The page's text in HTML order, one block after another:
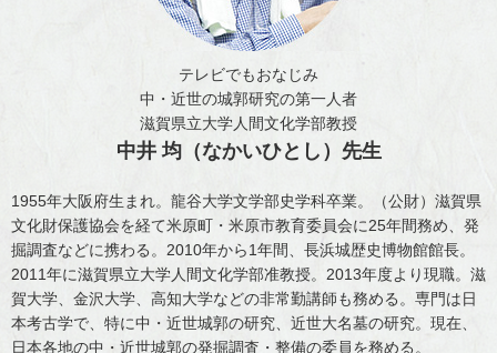
旅行業約款・条件書
お問い合わせ
テレビでもおなじみ
中・近世の城郭研究の第一人者
滋賀県立大学人間文化学部教授
中井 均（なかいひとし）先生
1955年大阪府生まれ。龍谷大学文学部史学科卒業。（公財）滋賀県
文化財保護協会を経て米原町・米原市教育委員会に25年間務め、発
掘調査などに携わる。2010年から1年間、長浜城歴史博物館館長。
2011年に滋賀県立大学人間文化学部准教授。2013年度より現職。滋
賀大学、金沢大学、高知大学などの非常勤講師も務める。専門は日
本考古学で、特に中・近世城郭の研究、近世大名墓の研究。現在、
日本各地の中・近世城郭の発掘調査・整備の委員を務める。